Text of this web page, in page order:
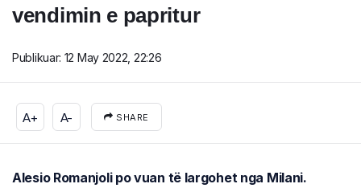
vendimin e papritur
Publikuar: 12 May 2022, 22:26
A+ A- SHARE
Alesio Romanjoli po vuan të largohet nga Milani.